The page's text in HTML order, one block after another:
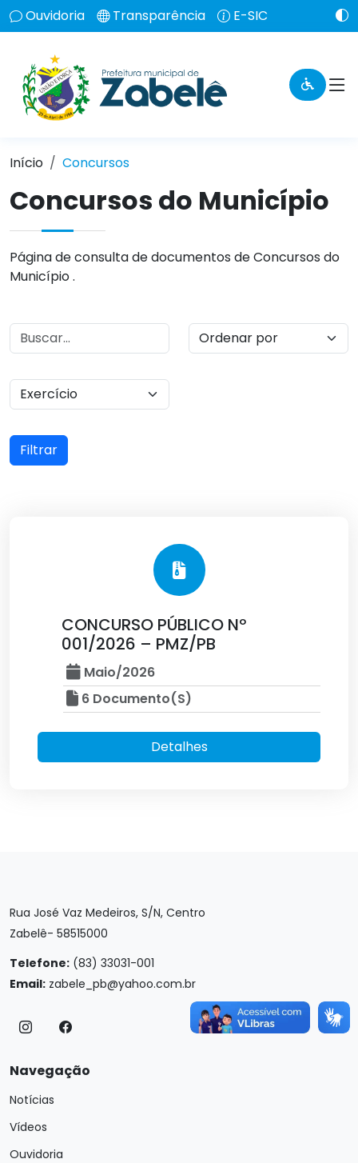
Ouvidoria Transparência E-SIC
Início Concursos
Concursos do Município
Página de consulta de documentos de Concursos do
Município .
Filtrar
CONCURSO PÚBLICO Nº
001/2026 – PMZ/PB
Maio/2026
6 Documento(s)
Detalhes
Rua José Vaz Medeiros, S/N, Centro
Zabelê- 58515000
Telefone: (83) 33031-001
Email: zabele_pb@yahoo.com.br
Navegação
Notícias
Vídeos
Ouvidoria